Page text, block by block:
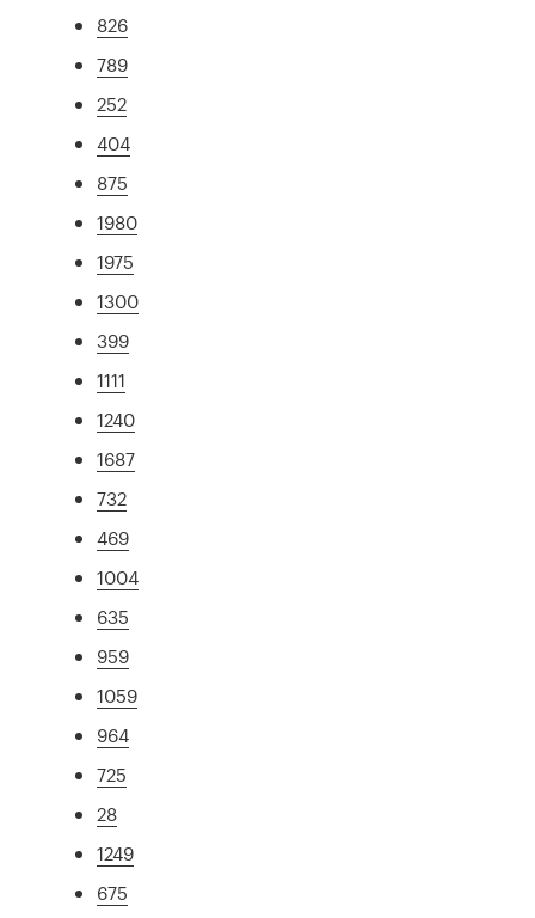
826
789
252
404
875
1980
1975
1300
399
1111
1240
1687
732
469
1004
635
959
1059
964
725
28
1249
675